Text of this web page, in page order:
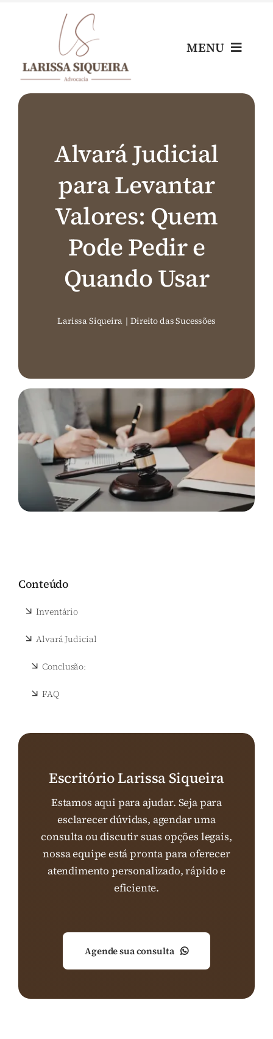
MENU
Home
Nossos Profissionais
Áreas de Atuação
Alvará Judicial
para Levantar
Valores: Quem
Pode Pedir e
Quando Usar
Larissa Siqueira | Direito das Sucessões
Conteúdo
Inventário
Alvará Judicial
Conclusão:
FAQ
Escritório Larissa Siqueira
Estamos aqui para ajudar. Seja para
esclarecer dúvidas, agendar uma
consulta ou discutir suas opções legais,
nossa equipe está pronta para oferecer
atendimento personalizado, rápido e
eficiente.
Agende sua consulta